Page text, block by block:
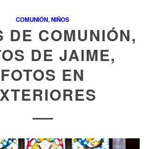
COMUNIÓN,NIÑOS
DE COMUNIÓN,
DE JAIME,
FOTOS EN